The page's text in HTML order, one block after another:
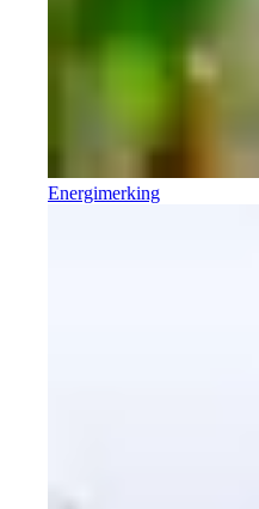
Energimerking